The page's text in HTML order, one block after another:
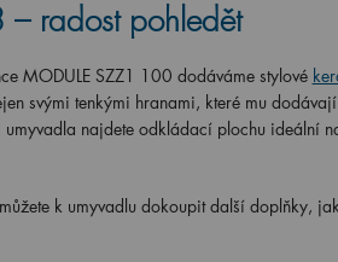
– radost pohledět
MODULE SZZ1 100 dodáváme stylové
svými tenkými hranami, které mu
najdete odkládací plochu ideální
k umyvadlu dokoupit další doplňky,